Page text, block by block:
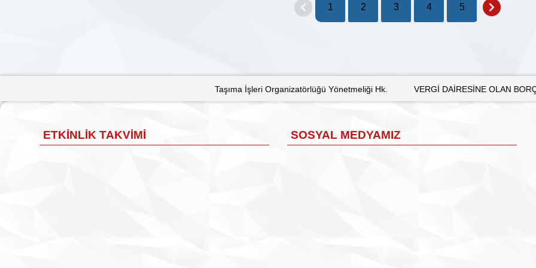
1 2 3 4 5 6
Taşıma İşleri Organizatörlüğü Yönetmeliği Hk. VERGİ DAİRESİNE OLAN BORÇLARIN DÜŞÜK ORANLI
ETKINLIK TAKVIMI SOSYAL MEDYAMIZ